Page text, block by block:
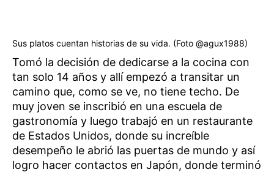
Sus platos cuentan historias de su vida. (Foto @agux1988)
Tomó la decisión de dedicarse a la cocina con
tan solo 14 años y allí empezó a transitar un
camino que, como se ve, no tiene techo. De
muy joven se inscribió en una escuela de
gastronomía y luego trabajó en un restaurante
de Estados Unidos, donde su increíble
desempeño le abrió las puertas de mundo y así
logro hacer contactos en Japón, donde terminó